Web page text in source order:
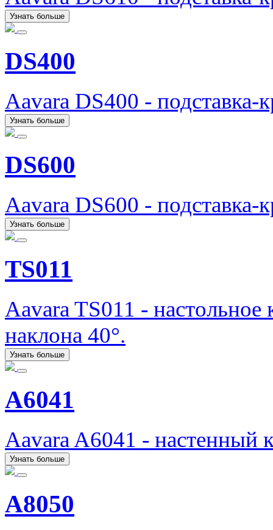
Узнать больше
DS400
Aavara DS400 -
Узнать больше
DS600
Aavara DS600 -
Узнать больше
TS011
Aavara TS011 -
наклона 40°.
Узнать больше
A6041
Aavara A6041 - настенный
Узнать больше
A8050